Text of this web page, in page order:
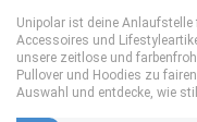
Unipolar ist deine
Accessoires und
unsere zeitlose und
Pullover und Hoodies zu
Auswahl und entdecke, wie